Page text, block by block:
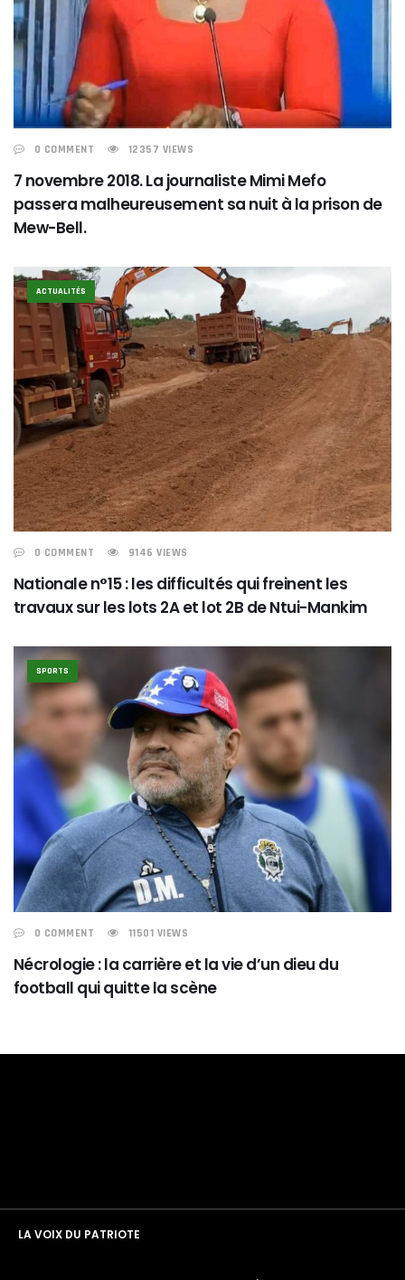
0 COMMENT 12357 VIEWS
7 novembre 2018. La journaliste Mimi Mefo
passera malheureusement sa nuit à la prison de
Mew-Bell.
ACTUALITÉS
0 COMMENT 9146 VIEWS
Nationale n°15 : les difficultés qui freinent les
travaux sur les lots 2A et lot 2B de Ntui-Mankim
SPORTS
0 COMMENT 11501 VIEWS
Nécrologie : la carrière et la vie d’un dieu du
football qui quitte la scène
LA VOIX DU PATRIOTE